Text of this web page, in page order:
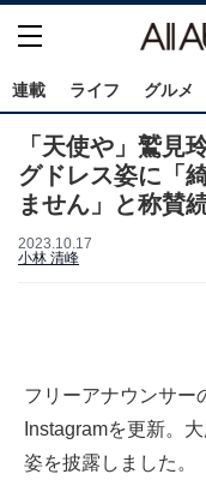
連載 ライフ グルメ
「天使や」鷲見
グドレス姿に「
ません」と称賛
2023.10.17
小林 清峰
フリーアナウンサー
Instagramを更新。
姿を披露しました。